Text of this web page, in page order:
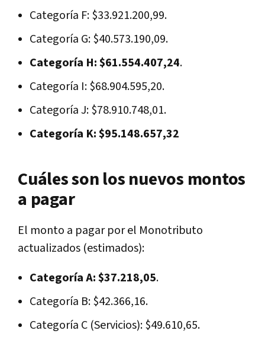
Categoría F: $33.921.200,99.
Categoría G: $40.573.190,09.
Categoría H: $61.554.407,24.
Categoría I: $68.904.595,20.
Categoría J: $78.910.748,01.
Categoría K: $95.148.657,32
Cuáles son los nuevos montos
a pagar
El monto a pagar por el Monotributo
actualizados (estimados):
Categoría A: $37.218,05.
Categoría B: $42.366,16.
Categoría C (Servicios): $49.610,65.